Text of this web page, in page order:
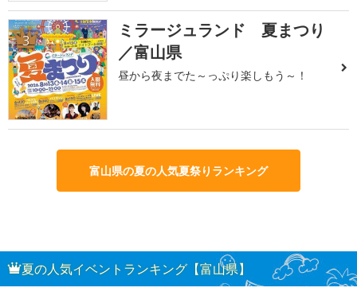
3
ミラージュランド 夏まつり
／富山県
昼から夜までた～っぷり楽しもう～！
富山県の夏の人気夏祭りランキング
夏の人気イベントランキング【富山県】